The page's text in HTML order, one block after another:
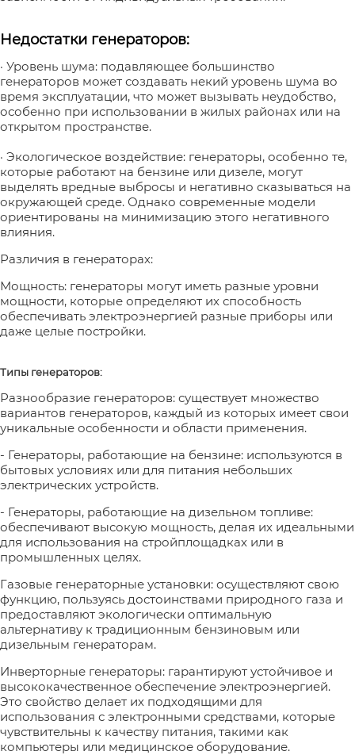
Недостатки генераторов:
· Уровень шума: подавляющее большинство
генераторов может создавать некий уровень шума во
время эксплуатации, что может вызывать неудобство,
особенно при использовании в жилых районах или на
открытом пространстве.
· Экологическое воздействие: генераторы, особенно те,
которые работают на бензине или дизеле, могут
выделять вредные выбросы и негативно сказываться на
окружающей среде. Однако современные модели
ориентированы на минимизацию этого негативного
влияния.
Различия в генераторах:
Мощность: генераторы могут иметь разные уровни
мощности, которые определяют их способность
обеспечивать электроэнергией разные приборы или
даже целые постройки.
Типы генераторов:
Разнообразие генераторов: существует множество
вариантов генераторов, каждый из которых имеет свои
уникальные особенности и области применения.
- Генераторы, работающие на бензине: используются в
бытовых условиях или для питания небольших
электрических устройств.
- Генераторы, работающие на дизельном топливе:
обеспечивают высокую мощность, делая их идеальными
для использования на стройплощадках или в
промышленных целях.
Газовые генераторные установки: осуществляют свою
функцию, пользуясь достоинствами природного газа и
предоставляют экологически оптимальную
альтернативу к традиционным бензиновым или
дизельным генераторам.
Инверторные генераторы: гарантируют устойчивое и
высококачественное обеспечение электроэнергией.
Это свойство делает их подходящими для
использования с электронными средствами, которые
чувствительны к качеству питания, такими как
компьютеры или медицинское оборудование.